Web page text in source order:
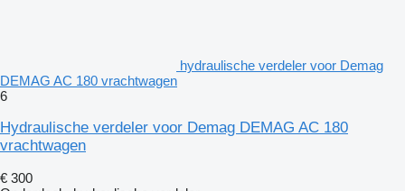
hydraulische verdeler voor Demag
DEMAG AC 180 vrachtwagen
6
Hydraulische verdeler voor Demag DEMAG AC 180
vrachtwagen
€ 300